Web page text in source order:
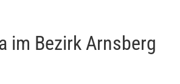
im Bezirk Arnsberg